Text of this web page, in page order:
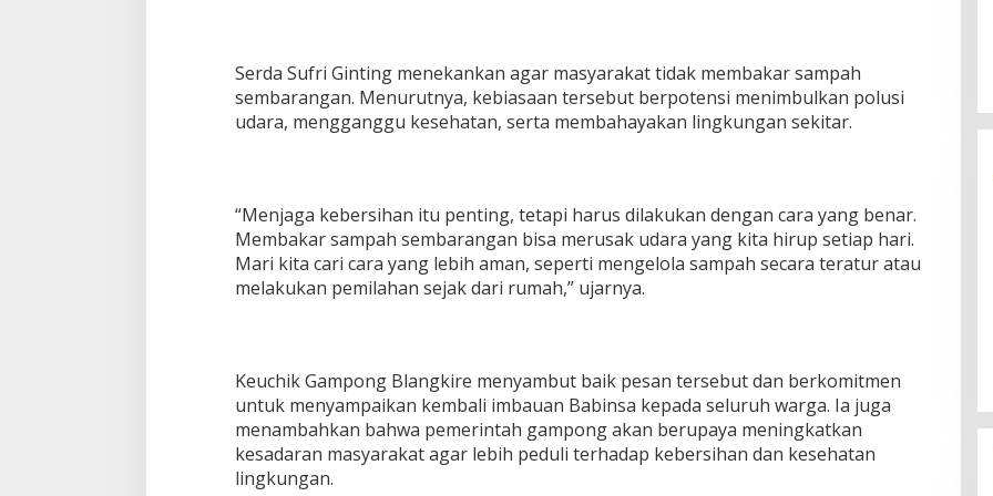
b
a
a
n
Serda Sufri Ginting menekankan agar masyarakat tidak membakar sampah
sembarangan. Menurutnya, kebiasaan tersebut berpotensi menimbulkan polusi
udara, mengganggu kesehatan, serta membahayakan lingkungan sekitar.
“Menjaga kebersihan itu penting, tetapi harus dilakukan dengan cara yang benar.
Membakar sampah sembarangan bisa merusak udara yang kita hirup setiap hari.
Mari kita cari cara yang lebih aman, seperti mengelola sampah secara teratur atau
melakukan pemilahan sejak dari rumah,” ujarnya.
Keuchik Gampong Blangkire menyambut baik pesan tersebut dan berkomitmen
untuk menyampaikan kembali imbauan Babinsa kepada seluruh warga. Ia juga
menambahkan bahwa pemerintah gampong akan berupaya meningkatkan
kesadaran masyarakat agar lebih peduli terhadap kebersihan dan kesehatan
lingkungan.